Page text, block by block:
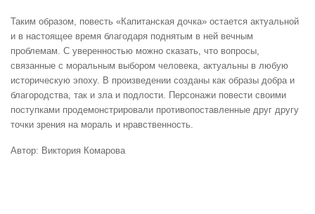
Таким образом, повесть «Капитанская дочка» остается актуальной
и в настоящее время благодаря поднятым в ней вечным
проблемам. С уверенностью можно сказать, что вопросы,
связанные с моральным выбором человека, актуальны в любую
историческую эпоху. В произведении созданы как образы добра и
благородства, так и зла и подлости. Персонажи повести своими
поступками продемонстрировали противопоставленные друг другу
точки зрения на мораль и нравственность.
Автор: Виктория Комарова